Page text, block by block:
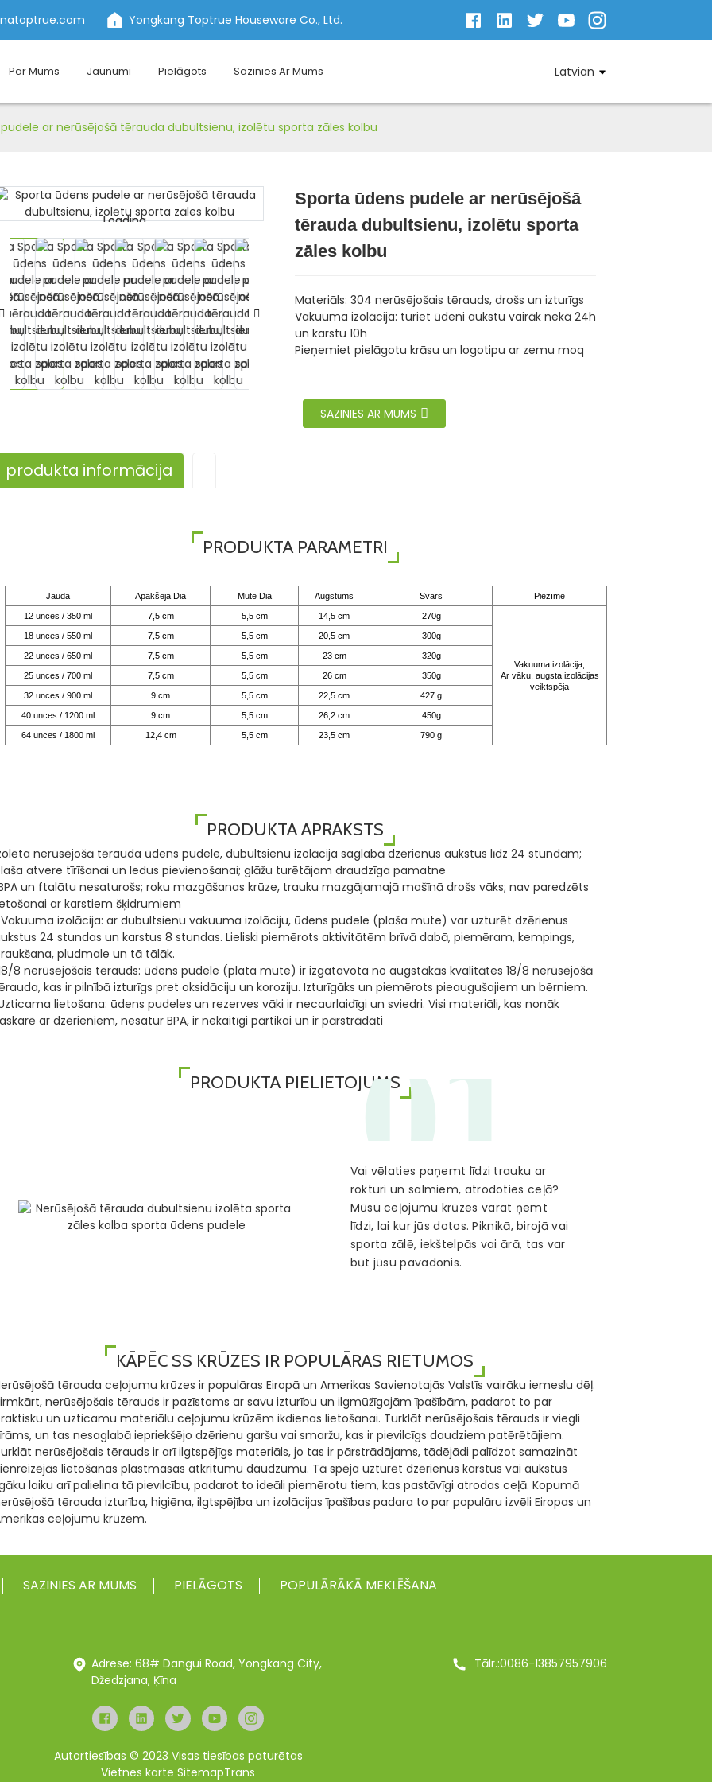
Yongkang Toptrue Houseware Co., Ltd.
Par Mums Jaunumi Pielāgots Sazinies Ar Mums Latvian
ar nerūsējošā tērauda dubultsienu, izolētu sporta zāles kolbu
Loading...
Loading... Loading...
Loading...
Sporta ūdens pudele ar nerūsējošā
tērauda dubultsienu, izolētu sporta
zāles kolbu
Materiāls: 304 nerūsējošais tērauds, drošs un izturīgs
Vakuuma izolācija: turiet ūdeni aukstu vairāk nekā 24h
un karstu 10h
Pieņemiet pielāgotu krāsu un logotipu ar zemu moq
SAZINIES AR MUMS
produkta informācija
PRODUKTA PARAMETRI
Jauda Apakšējā Dia Mute Dia Augstums Svars Piezīme
12 unces / 350 ml 7,5 cm 5,5 cm 14,5 cm 270g
Vakuuma izolācija,
Ar vāku, augsta izolācijas
veiktspēja
18 unces / 550 ml 7,5 cm 5,5 cm 20,5 cm 300g
22 unces / 650 ml 7,5 cm 5,5 cm 23 cm 320g
25 unces / 700 ml 7,5 cm 5,5 cm 26 cm 350g
32 unces / 900 ml 9 cm 5,5 cm 22,5 cm 427 g
40 unces / 1200 ml 9 cm 5,5 cm 26,2 cm 450g
64 unces / 1800 ml 12,4 cm 5,5 cm 23,5 cm 790 g
PRODUKTA APRAKSTS
nerūsējošā tērauda ūdens pudele, dubultsienu izolācija saglabā dzērienus aukstus līdz 24 stundām;
atvere tīrīšanai un ledus pievienošanai; glāžu turētājam draudzīga pamatne
un ftalātu nesaturošs; roku mazgāšanas krūze, trauku mazgājamajā mašīnā drošs vāks; nav paredzēts
ar karstiem šķidrumiem
Vakuuma izolācija: ar dubultsienu vakuuma izolāciju, ūdens pudele (plaša mute) var uzturēt dzērienus
24 stundas un karstus 8 stundas. Lieliski piemērots aktivitātēm brīvā dabā, piemēram, kempings,
pludmale un tā tālāk.
8 nerūsējošais tērauds: ūdens pudele (plata mute) ir izgatavota no augstākās kvalitātes 18/8 nerūsējošā
​​kas ir pilnībā izturīgs pret oksidāciju un koroziju. Izturīgāks un piemērots pieaugušajiem un bērniem.
lietošana: ūdens pudeles un rezerves vāki ir necaurlaidīgi un sviedri. Visi materiāli, kas nonāk
ar dzērieniem, nesatur BPA, ir nekaitīgi pārtikai un ir pārstrādāti
PRODUKTA PIELIETOJUMS01
Vai vēlaties paņemt līdzi trauku ar
rokturi un salmiem, atrodoties ceļā?
Mūsu ceļojumu krūzes varat ņemt
līdzi, lai kur jūs dotos. Piknikā, birojā vai
sporta zālē, iekštelpās vai ārā, tas var
būt jūsu pavadonis.
KĀPĒC SS KRŪZES IR POPULĀRAS RIETUMOS
tērauda ceļojumu krūzes ir populāras Eiropā un Amerikas Savienotajās Valstīs vairāku iemeslu dēļ.
nerūsējošais tērauds ir pazīstams ar savu izturību un ilgmūžīgajām īpašībām, padarot to par
un uzticamu materiālu ceļojumu krūzēm ikdienas lietošanai. Turklāt nerūsējošais tērauds ir viegli
un tas nesaglabā iepriekšējo dzērienu garšu vai smaržu, kas ir pievilcīgs daudziem patērētājiem.
nerūsējošais tērauds ir arī ilgtspējīgs materiāls, jo tas ir pārstrādājams, tādējādi palīdzot samazināt
lietošanas plastmasas atkritumu daudzumu. Tā spēja uzturēt dzērienus karstus vai aukstus
laiku arī palielina tā pievilcību, padarot to ideāli piemērotu tiem, kas pastāvīgi atrodas ceļā. Kopumā
tērauda izturība, higiēna, ilgtspējība un izolācijas īpašības padara to par populāru izvēli Eiropas un
ceļojumu krūzēm.
SAZINIES AR MUMS PIELĀGOTS POPULĀRĀKĀ MEKLĒŠANA
Adrese: 68# Dangui Road, Yongkang City,
Džedzjana, Ķīna
Tālr.:0086-13857957906
Autortiesības © 2023 Visas tiesības paturētas
Vietnes karte SitemapTrans